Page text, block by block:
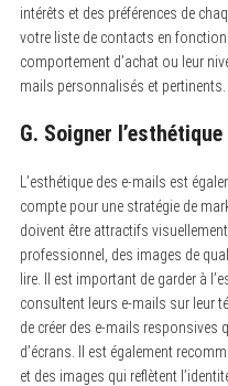
intérêts et des préférences de
votre liste de contacts en
comportement d’achat ou leur
mails personnalisés et pertinents.
G. Soigner
L’esthétique des e-mails est
compte pour une stratégie de
doivent être attractifs
professionnel, des images de
lire. Il est important de garder à
consultent leurs e-mails sur leur
de créer des e-mails responsives
d’écrans. Il est également
et des images qui reflètent
S
a
r
o